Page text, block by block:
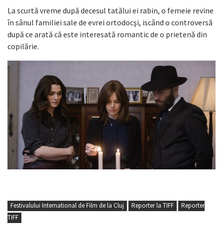
La scurtă vreme după decesul tatălui ei rabin, o femeie revine
în sânul familiei sale de evrei ortodocşi, iscând o controversă
după ce arată că este interesată romantic de o prietenă din
copilărie.
Festivalului International de Film de la Cluj Reporter la TIFF
Reporter
TIFF